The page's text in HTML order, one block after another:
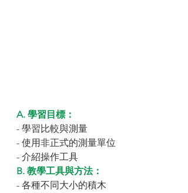
A. 學習目標：
- 學習比較與測量
- 使用非正式的測量單位
- 介紹操作工具
B. 教學工具與方法：
- 各種不同大小的積木